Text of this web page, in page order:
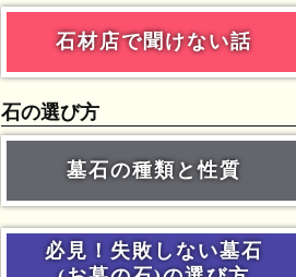
石材店で聞けない話
石の選び方
墓石の種類と性質
必見！失敗しない墓石